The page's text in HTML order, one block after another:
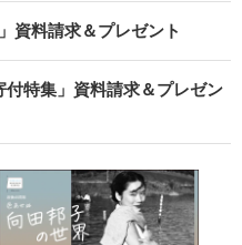
資料請求＆プレゼント
特集」資料請求＆プレゼン